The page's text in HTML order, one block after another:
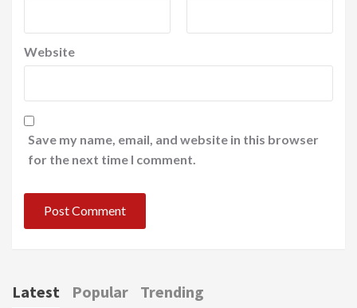
Website
Save my name, email, and website in this browser
for the next time I comment.
Latest Popular Trending